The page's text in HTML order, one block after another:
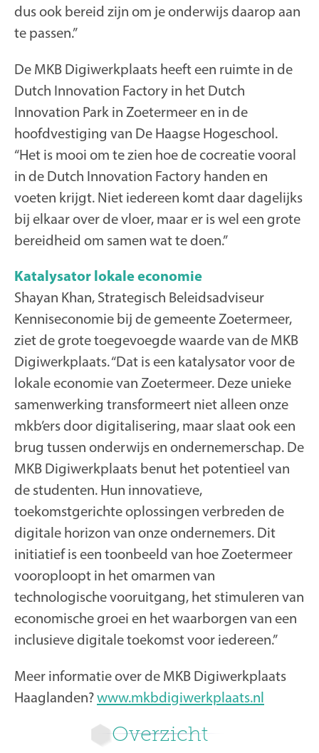
Overzicht
dus ook bereid zijn om je onderwijs daarop aan
te passen.”
De MKB Digiwerkplaats heeft een ruimte in de
Dutch Innovation Factory in het Dutch
Innovation Park in Zoetermeer en in de
hoofdvestiging van De Haagse Hogeschool.
“Het is mooi om te zien hoe de cocreatie vooral
in de Dutch Innovation Factory handen en
voeten krijgt. Niet iedereen komt daar dagelijks
bij elkaar over de vloer, maar er is wel een grote
bereidheid om samen wat te doen.”
Katalysator lokale economie
Shayan Khan, Strategisch Beleidsadviseur
Kenniseconomie bij de gemeente Zoetermeer,
ziet de grote toegevoegde waarde van de MKB
Digiwerkplaats. “Dat is een katalysator voor de
lokale economie van Zoetermeer. Deze unieke
samenwerking transformeert niet alleen onze
mkb’ers door digitalisering, maar slaat ook een
brug tussen onderwijs en ondernemerschap. De
MKB Digiwerkplaats benut het potentieel van
de studenten. Hun innovatieve,
toekomstgerichte oplossingen verbreden de
digitale horizon van onze ondernemers. Dit
initiatief is een toonbeeld van hoe Zoetermeer
vooroploopt in het omarmen van
technologische vooruitgang, het stimuleren van
economische groei en het waarborgen van een
inclusieve digitale toekomst voor iedereen.”
Meer informatie over de MKB Digiwerkplaats
Haaglanden?www.mkbdigiwerkplaats.nl